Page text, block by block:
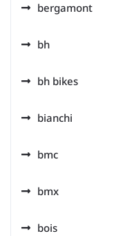
bergamont
bh
bh bikes
bianchi
bmc
bmx
bois